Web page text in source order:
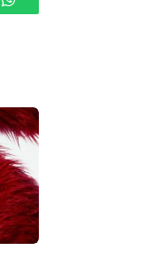
WhatsApp